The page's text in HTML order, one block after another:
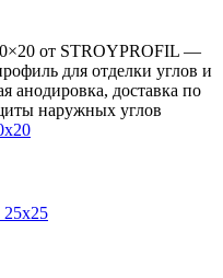
от STROYPROFIL —
для отделки углов и
анодировка, доставка по
наружных углов